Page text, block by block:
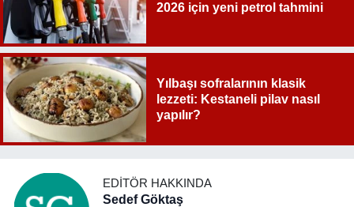
2026 için yeni petrol tahmini
Yılbaşı sofralarının klasik
lezzeti: Kestaneli pilav nasıl
yapılır?
EDITÖR HAKKINDA
Sedef Göktaş